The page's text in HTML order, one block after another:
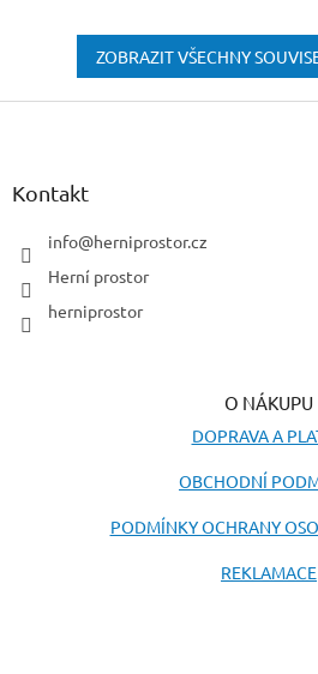
ZOBRAZIT VŠECHNY
Z
Kontakt
info@herniprostor.cz
Herní prostor
herniprostor
O NÁKUPU
DOPRAVA A
OBCHODNÍ
PODMÍNKY OCHRANY
REKLAMACE